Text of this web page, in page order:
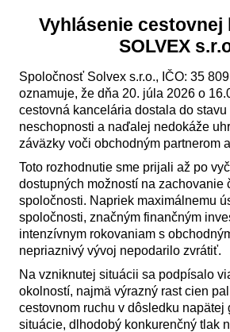
Vyhlásenie cestovnej
SOLVEX
Spoločnosť Solvex s.r.o., IČO: 35
oznamuje, že dňa 20. júla 2026 o
cestovná kancelária dostala do stavu
neschopnosti a naďalej nedokáže
záväzky voči obchodným partnerom
Toto rozhodnutie sme prijali až po
dostupných možností na zachovanie
spoločnosti. Napriek maximálnemu
spoločnosti, značným finančným
intenzívnym rokovaniam s
nepriaznivý vývoj nepodarilo zvrátiť.
Na vzniknutej situácii sa podpísalo
okolností, najmä výrazný rast cien
cestovnom ruchu v dôsledku napätej
situácie, dlhodobý konkurenčný tlak